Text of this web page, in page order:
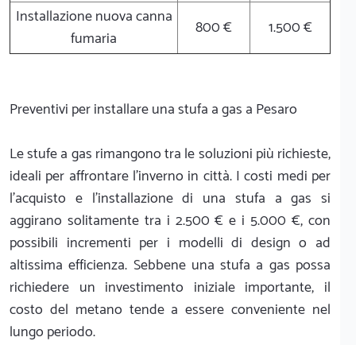
Installazione nuova canna
fumaria
800 € 1.500 €
Preventivi per installare una stufa a gas a Pesaro
Le stufe a gas rimangono tra le soluzioni più richieste,
ideali per affrontare l'inverno in città. I costi medi per
l'acquisto e l'installazione di una stufa a gas si
aggirano solitamente tra i 2.500 € e i 5.000 €, con
possibili incrementi per i modelli di design o ad
altissima efficienza. Sebbene una stufa a gas possa
richiedere un investimento iniziale importante, il
costo del metano tende a essere conveniente nel
lungo periodo.